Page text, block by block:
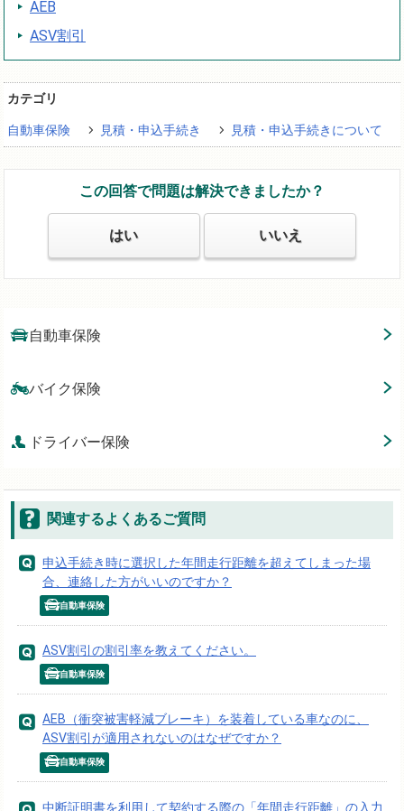
AEB
ASV割引
カテゴリ
自動車保険 見積・申込手続き 見積・申込手続きについて
この回答で問題は解決できましたか？
はい いいえ
自動車保険
バイク保険
ドライバー保険
関連するよくあるご質問
申込手続き時に選択した年間走行距離を超えてしまった場
合、連絡した方がいいのですか？
自動車保険
ASV割引の割引率を教えてください。
自動車保険
AEB（衝突被害軽減ブレーキ）を装着している車なのに、
ASV割引が適用されないのはなぜですか？
自動車保険
中断証明書を利用して契約する際の「年間走行距離」の入力